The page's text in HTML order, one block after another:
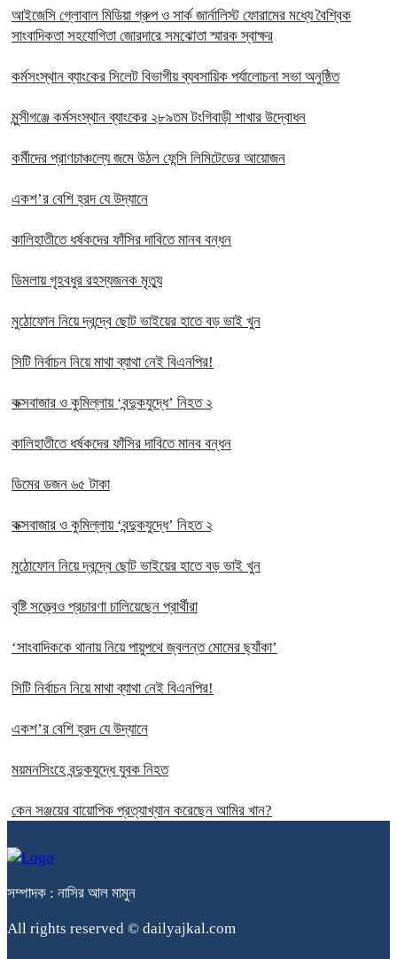
আইজেসি গ্লোবাল মিডিয়া গ্রুপ ও সার্ক জার্নালিস্ট ফোরামের মধ্যে বৈশ্বিক
সাংবাদিকতা সহযোগিতা জোরদারে সমঝোতা স্মারক স্বাক্ষর
কর্মসংস্থান ব্যাংকের সিলেট বিভাগীয় ব্যবসায়িক পর্যালোচনা সভা অনুষ্ঠিত
মুন্সীগঞ্জে কর্মসংস্থান ব্যাংকের ২৮৯তম টংগিবাড়ী শাখার উদ্বোধন
কর্মীদের প্রাণচাঞ্চল্যে জমে উঠল ফেন্সি লিমিটেডের আয়োজন
একশ’র বেশি হ্রদ যে উদ্যানে
কালিহাতীতে ধর্ষকদের ফাঁসির দাবিতে মানব বন্ধন
ডিমলায় গৃহবধুর রহস্যজনক মৃত্যু
মুঠোফোন নিয়ে দ্বন্দ্বে ছোট ভাইয়ের হাতে বড় ভাই খুন
সিটি নির্বাচন নিয়ে মাথা ব্যাথা নেই বিএনপির!
কক্সবাজার ও কুমিল্লায় ‘বন্দুকযুদ্ধে’ নিহত ২
কালিহাতীতে ধর্ষকদের ফাঁসির দাবিতে মানব বন্ধন
ডিমের ডজন ৬৫ টাকা
কক্সবাজার ও কুমিল্লায় ‘বন্দুকযুদ্ধে’ নিহত ২
মুঠোফোন নিয়ে দ্বন্দ্বে ছোট ভাইয়ের হাতে বড় ভাই খুন
বৃষ্টি সত্ত্বেও প্রচারণা চালিয়েছেন প্রার্থীরা
‘সাংবাদিককে থানায় নিয়ে পায়ুপথে জ্বলন্ত মোমের ছ্যাঁকা’
সিটি নির্বাচন নিয়ে মাথা ব্যাথা নেই বিএনপির!
একশ’র বেশি হ্রদ যে উদ্যানে
ময়মনসিংহে বন্দুকযুদ্ধে যুবক নিহত
কেন সঞ্জয়ের বায়োপিক প্রত্যাখ্যান করেছেন আমির খান?
সম্পাদক : নাসির আল মামুন
All rights reserved © dailyajkal.com